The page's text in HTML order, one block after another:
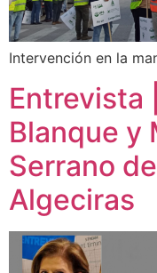
Intervención en la
Entrevista
Blanque y
Serrano
Algeciras